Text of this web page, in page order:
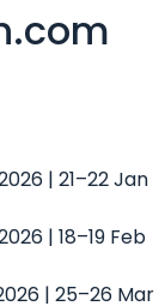
| 21–22 Jan
| 18–19 Feb
| 25–26 Mar